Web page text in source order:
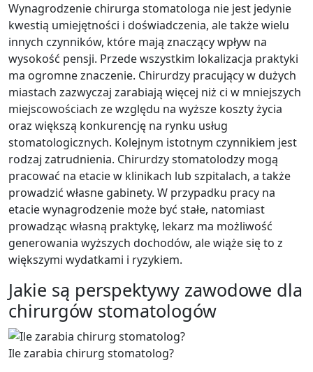
Wynagrodzenie chirurga stomatologa nie jest jedynie
kwestią umiejętności i doświadczenia, ale także wielu
innych czynników, które mają znaczący wpływ na
wysokość pensji. Przede wszystkim lokalizacja praktyki
ma ogromne znaczenie. Chirurdzy pracujący w dużych
miastach zazwyczaj zarabiają więcej niż ci w mniejszych
miejscowościach ze względu na wyższe koszty życia
oraz większą konkurencję na rynku usług
stomatologicznych. Kolejnym istotnym czynnikiem jest
rodzaj zatrudnienia. Chirurdzy stomatolodzy mogą
pracować na etacie w klinikach lub szpitalach, a także
prowadzić własne gabinety. W przypadku pracy na
etacie wynagrodzenie może być stałe, natomiast
prowadząc własną praktykę, lekarz ma możliwość
generowania wyższych dochodów, ale wiąże się to z
większymi wydatkami i ryzykiem.
Jakie są perspektywy zawodowe dla
chirurgów stomatologów
Ile zarabia chirurg stomatolog?